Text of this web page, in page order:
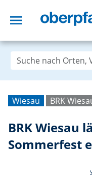
menu
Wiesau BRK
BRK Wiesau
Sommerfest